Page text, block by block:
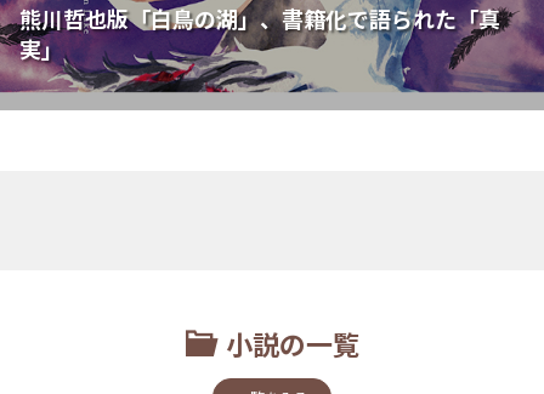
熊川哲也版「白鳥の湖」、書籍化で語られた「真
実」
小説の一覧